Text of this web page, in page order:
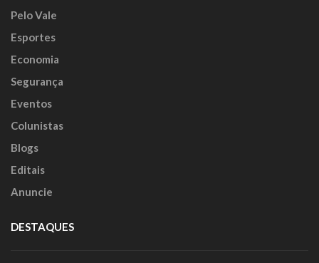
Pelo Vale
Esportes
Economia
Segurança
Eventos
Colunistas
Blogs
Editais
Anuncie
DESTAQUES